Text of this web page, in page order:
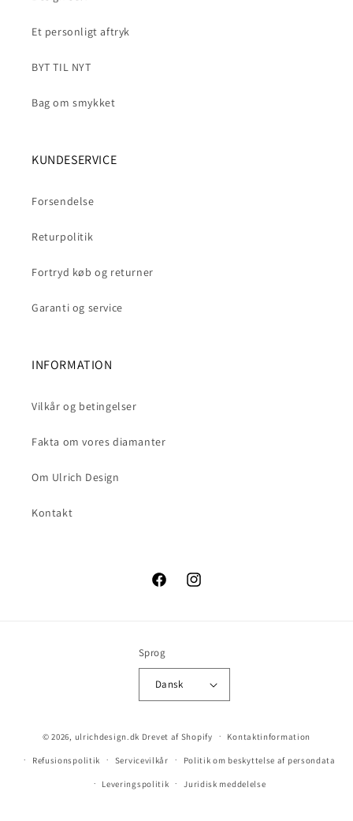
Et personligt aftryk
BYT TIL NYT
Bag om smykket
KUNDESERVICE
Forsendelse
Returpolitik
Fortryd køb og returner
Garanti og service
INFORMATION
Vilkår og betingelser
Fakta om vores diamanter
Om Ulrich Design
Kontakt
FacebookInstagram
Sprog
Dansk
© 2026, ulrichdesign.dk Drevet af Shopify Kontaktinformation
Refusionspolitik Servicevilkår Politik om beskyttelse af persondata
Leveringspolitik Juridisk meddelelse